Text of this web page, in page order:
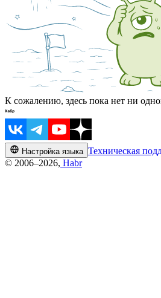
К сожалению, здесь пока нет ни
Настройка языка Техническая
© 2006–2026, Habr